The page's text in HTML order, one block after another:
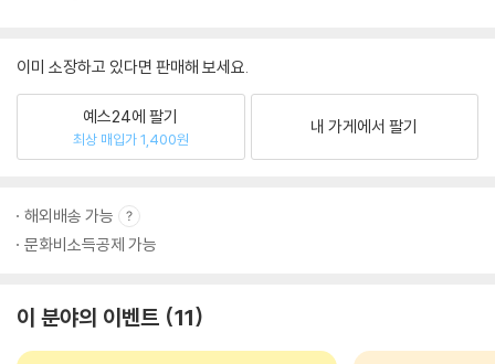
이미 소장하고 있다면 판매해 보세요.
예스24에 팔기
최상 매입가 1,400원
내 가게에서 팔기
해외배송 가능
문화비소득공제 가능
이 분야의 이벤트 11